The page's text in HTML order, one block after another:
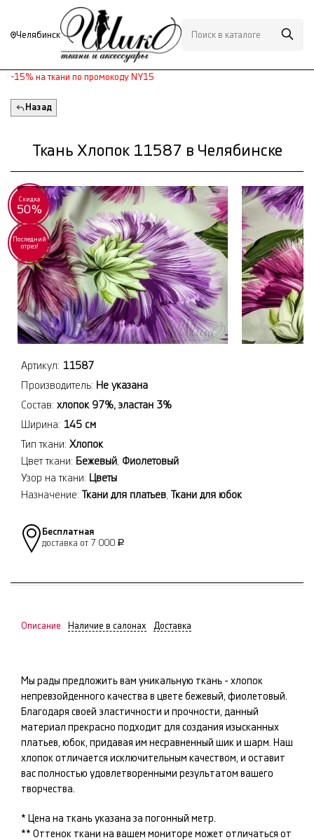
Челябинск
-15% на ткани по промокоду NY15
Назад
Ткань Хлопок 11587 в Челябинске
Скидка
50%
Последний
отрез!
Артикул: 11587
Производитель: Не указана
Состав: хлопок 97%, эластан 3%
Ширина: 145 см
Тип ткани: Хлопок
Цвет ткани: Бежевый Фиолетовый
Узор на ткани: Цветы
Назначение:
Ткани для платьев Ткани для юбок
Бесплатная
доставка от 7 000 Р
Описание Наличие в салонах Доставка
Мы рады предложить вам уникальную ткань - хлопок
непревзойденного качества в цвете бежевый, фиолетовый.
Благодаря своей эластичности и прочности, данный
материал прекрасно подходит для создания изысканных
платьев, юбок, придавая им несравненный шик и шарм. Наш
хлопок отличается исключительным качеством, и оставит
вас полностью удовлетворенными результатом вашего
творчества.
* Цена на ткань указана за погонный метр.
** Оттенок ткани на вашем мониторе может отличаться от